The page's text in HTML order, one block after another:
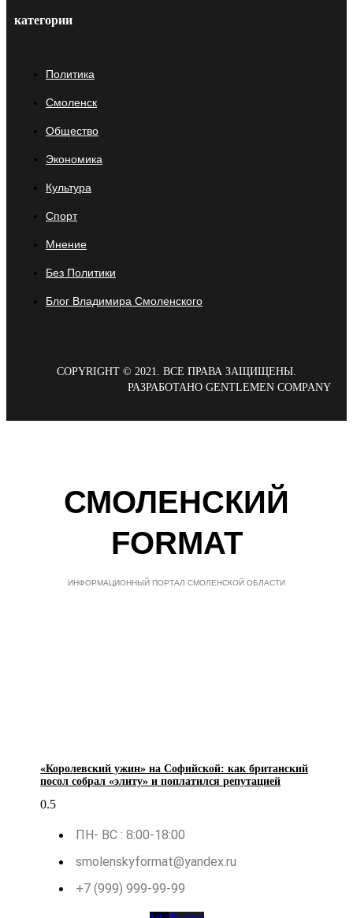
категории
Политика
Смоленск
Общество
Экономика
Культура
Спорт
Мнение
Без Политики
Блог Владимира Смоленского
COPYRIGHT © 2021. ВСЕ ПРАВА ЗАЩИЩЕНЫ.
РАЗРАБОТАНО GENTLEMEN COMPANY
СМОЛЕНСКИЙ
FORMAT
ИНФОРМАЦИОННЫЙ ПОРТАЛ СМОЛЕНСКОЙ ОБЛАСТИ
«Королевский ужин» на Софийской: как британский
посол собрал «элиту» и поплатился репутацией
ПН- ВС : 8:00-18:00
smolenskyformat@yandex.ru
+7 (999) 999-99-99